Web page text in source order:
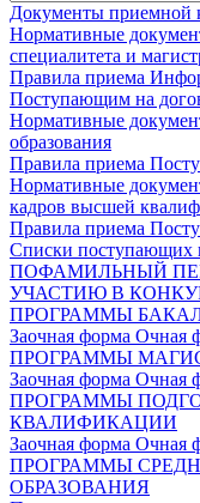
Документы приемной
Нормативные
специалитета и
Правила приема
Поступающим на
Нормативные
образования
Правила приема
Нормативные
кадров высшей
Правила приема
Списки поступающих
ПОФАМИЛЬНЫЙ
УЧАСТИЮ В
ПРОГРАММЫ
Заочная форма Очная
ПРОГРАММЫ
Заочная форма Очная
ПРОГРАММЫ
КВАЛИФИКАЦИИ
Заочная форма Очная
ПРОГРАММЫ
ОБРАЗОВАНИЯ